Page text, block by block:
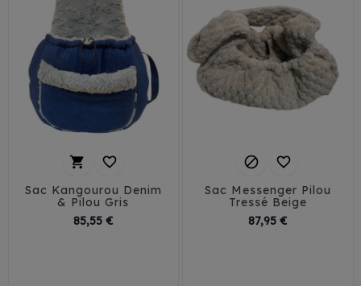
 
Sac Kangourou Denim
& Pilou Gris
85,55 €Prix
 
Sac Messenger Pilou
Tressé Beige
87,95 €Prix